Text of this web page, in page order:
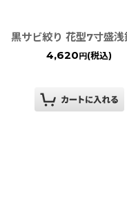
4,620 円 (税込)